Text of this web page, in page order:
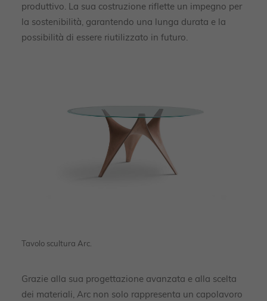
produttivo. La sua costruzione riflette un impegno per
la sostenibilità, garantendo una lunga durata e la
possibilità di essere riutilizzato in futuro.
Tavolo scultura Arc.
Grazie alla sua progettazione avanzata e alla scelta
dei materiali, Arc non solo rappresenta un capolavoro